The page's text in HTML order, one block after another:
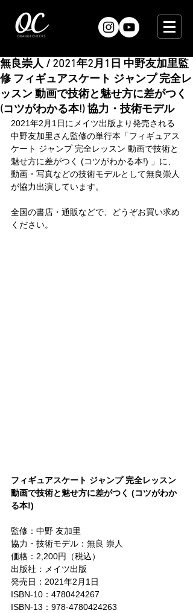
無良崇人 / 2021年2月1日 中野友加里監
修 フィギュアスケート ジャンプ 完全レ
ッスン 動画で技術と魅せ方に差がつく
(コツがわかる本!) 協力・技術モデル
2021年2月1日にメイツ出版より発売される
中野友加里さん監修の単行本「フィギュアス
ケート ジャンプ 完全レッスン 動画で技術と
魅せ方に差がつく (コツがわかる本!) 」に、
動画・写真などの技術モデルとして無良崇人
が協力出演しています。
全国の書店・通販などで、どうぞお買い求め
ください。
フィギュアスケート ジャンプ 完全レッスン
動画で技術と魅せ方に差がつく (コツがわか
る本!)
監修：中野 友加里
協力・技術モデル：無良 崇人
価格：2,200円（税込）
出版社：メイツ出版
発売日：2021年2月1日
ISBN-10：4780424267
ISBN-13：978-4780424263